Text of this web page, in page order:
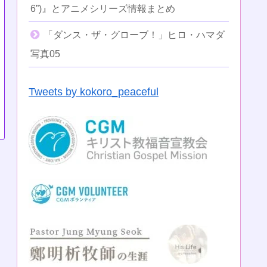
6”)』とアニメシリーズ情報まとめ
「ダンス・ザ・グローブ！」ヒロ・ハマダ
写真05
Tweets by kokoro_peaceful